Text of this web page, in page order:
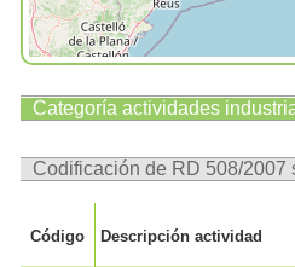
Categoría actividades
Codificación de RD 508/2007
Código Descripción actividad